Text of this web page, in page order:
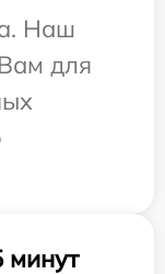
Наш
для
минут